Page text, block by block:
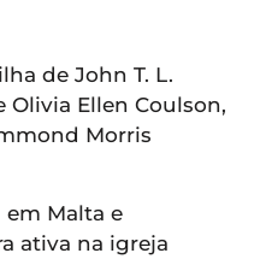
de John T. L.
Olivia Ellen Coulson,
Morris
Malta e
ativa na igreja